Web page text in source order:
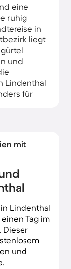
eine
ruhig
in
liegt
und
Lindenthal.
für
mit
das
eine
vielen
wie
mit
Lindenthal
Tag im
Dieser
und